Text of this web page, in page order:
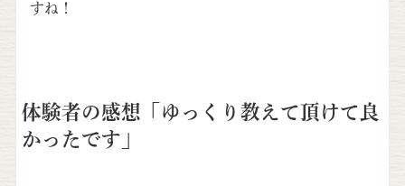
すね！
体験者の感想「ゆっくり教えて頂けて良
かったです」